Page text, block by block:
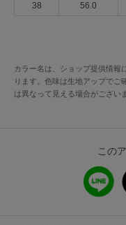
綿
38 56.0
カラー名は、ショップ提供情報
ります。色味は生地アップでご
は異なって見える場合がござい
この